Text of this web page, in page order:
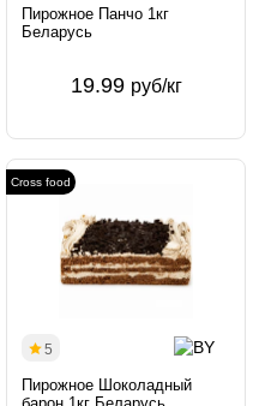
Пирожное Панчо 1кг
Беларусь
19.99 руб/кг
Cross food
5
Пирожное Шоколадный